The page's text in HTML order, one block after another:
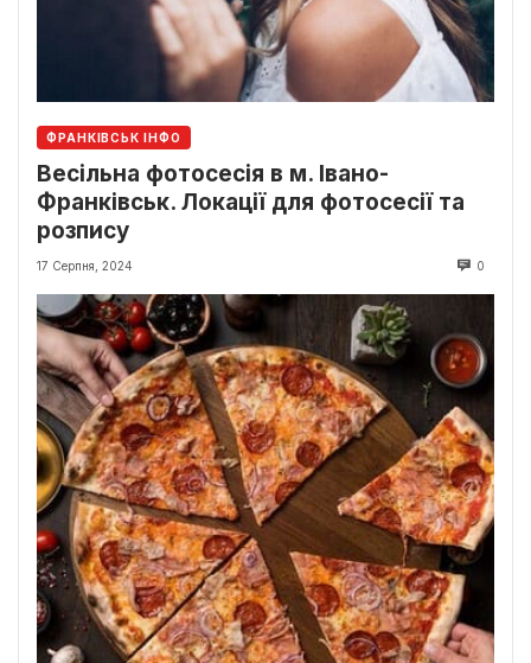
ФРАНКІВСЬК ІНФО
Весільна фотосесія в м. Івано-
Франківськ. Локації для фотосесії та
розпису
17 Серпня, 2024 0